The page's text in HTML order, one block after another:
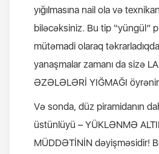
yığılmasına nail ola və
biləcəksiniz. Bu tip “yüngül”
mütəmadi olaraq
yanaşmalar zamanı da sizə
ƏZƏLƏLƏRİ YIĞMAĞI
Və sonda, düz piramidanın
üstünlüyü – YÜKLƏNMƏ
MÜDDƏTİNİN dəyişməsidir!